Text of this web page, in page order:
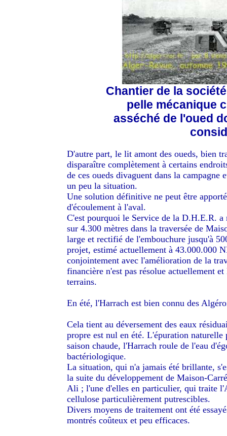
Chantier de la
pelle mécanique
asséché de l'oued
D'autre part, le lit amont des oueds, bien
disparaître complètement à certains
de ces oueds divaguent dans la
un peu la situation.
Une solution définitive ne peut être
d'écoulement à l'aval.
C'est pourquoi le Service de la D.H.E.R.
sur 4.300 mètres dans la traversée de
large et rectifié de l'embouchure jusqu'à
projet, estimé actuellement à 43.000.000
conjointement avec l'amélioration de la
financière n'est pas résolue actuellement
terrains.
En été, l'Harrach est bien connu des
Cela tient au déversement des eaux
propre est nul en été. L'épuration
saison chaude, l'Harrach roule de l'eau
bactériologique.
La situation, qui n'a jamais été brillante,
la suite du développement de Maison-
Ali ; l'une d'elles en particulier, qui traite
cellulose particulièrement putrescibles.
Divers moyens de traitement ont été
montrés coûteux et peu efficaces.